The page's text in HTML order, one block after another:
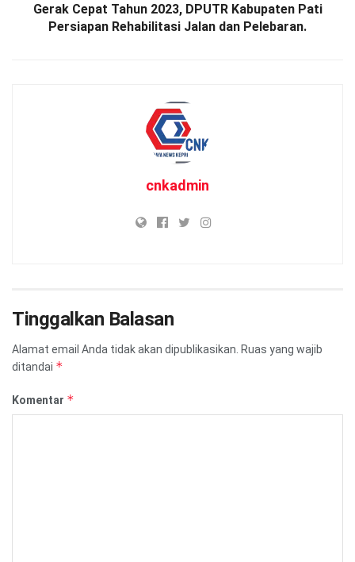
Gerak Cepat Tahun 2023, DPUTR Kabupaten Pati
Persiapan Rehabilitasi Jalan dan Pelebaran.
cnkadmin
Tinggalkan Balasan
Alamat email Anda tidak akan dipublikasikan. Ruas yang wajib
ditandai *
Komentar *